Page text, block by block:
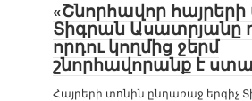
«Շնորհավոր հայրերի
Տիգրան Ասատրյանը
որդու կողմից ջերմ
շնորհավորանք է
Հայրերի տոնին ընդառաջ երգիչ